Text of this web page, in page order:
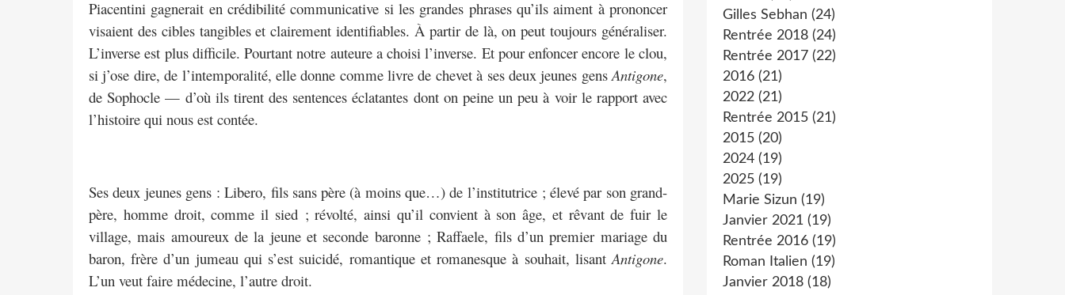
Piacentini gagnerait en crédibilité communicative si les grandes phrases qu’ils aiment à prononcer
visaient des cibles tangibles et clairement identifiables. À partir de là, on peut toujours généraliser.
L’inverse est plus difficile. Pourtant notre auteure a choisi l’inverse. Et pour enfoncer encore le clou,
si j’ose dire, de l’intemporalité, elle donne comme livre de chevet à ses deux jeunes gens Antigone,
de Sophocle — d’où ils tirent des sentences éclatantes dont on peine un peu à voir le rapport avec
l’histoire qui nous est contée.
Ses deux jeunes gens : Libero, fils sans père (à moins que…) de l’institutrice ; élevé par son grand-
père, homme droit, comme il sied ; révolté, ainsi qu’il convient à son âge, et rêvant de fuir le
village, mais amoureux de la jeune et seconde baronne ; Raffaele, fils d’un premier mariage du
baron, frère d’un jumeau qui s’est suicidé, romantique et romanesque à souhait, lisant Antigone.
L’un veut faire médecine, l’autre droit.
Gilles Sebhan (24)
Rentrée 2018 (24)
Rentrée 2017 (22)
2016 (21)
2022 (21)
Rentrée 2015 (21)
2015 (20)
2024 (19)
2025 (19)
Marie Sizun (19)
Janvier 2021 (19)
Rentrée 2016 (19)
Roman Italien (19)
Janvier 2018 (18)